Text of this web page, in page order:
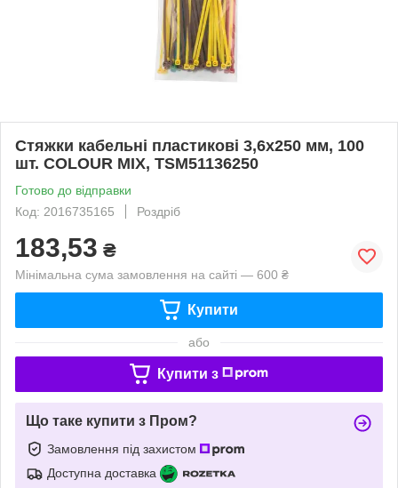
Стяжки кабельні пластикові 3,6x250 мм, 100
шт. COLOUR MIX, TSM51136250
Готово до відправки
Код: 2016735165
Роздріб
183,53 ₴
Мінімальна сума замовлення на сайті — 600 ₴
Купити
або
Купити з
Що таке купити з Пром?
Замовлення під захистом
Доступна доставка